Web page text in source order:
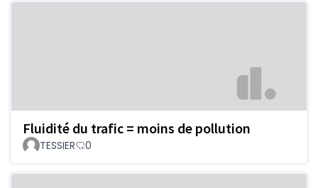
Fluidité du trafic = moins de pollution
TESSIER 0